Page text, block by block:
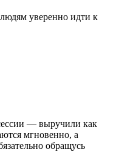
уверенно идти к
— выручили как
мгновенно, а
обращусь